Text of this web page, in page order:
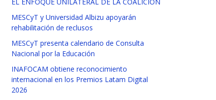
MESCyT y Universidad Albizu apoyarán
rehabilitación de reclusos
MESCyT presenta calendario de Consulta
Nacional por la Educación
INAFOCAM obtiene reconocimiento
internacional en los Premios Latam Digital
2026